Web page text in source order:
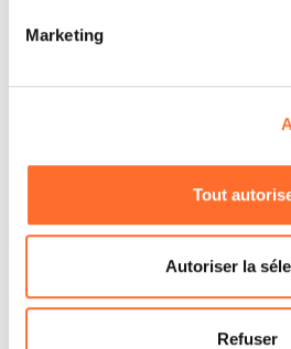
Marketing
Tout
Autoriser la
Refuser
Par quels produits êtes-vous
Poêles à granules avec
Poêles à granules hydro